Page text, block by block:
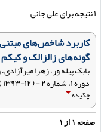
کاربرد شاخص‌های مبتنی
گونه‌های زالزالک و
بابک پیله ور، زهرا میرآزادی،
دوره ۱، شماره ۲ - ( ۱۲-۱۳۹۳ )
چکیده
۱از ۱